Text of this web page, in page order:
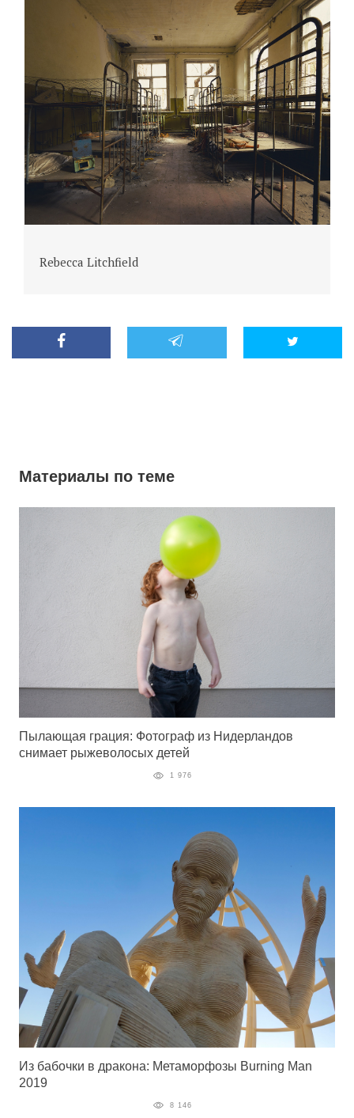
Rebecca Litchfield
Материалы по теме
Пылающая грация: Фотограф из Нидерландов
снимает рыжеволосых детей
1 976
Из бабочки в дракона: Метаморфозы Burning Man
2019
8 146